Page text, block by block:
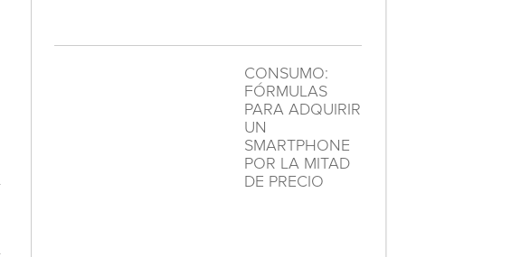
CONSUMO:
FÓRMULAS
PARA ADQUIRIR
UN
SMARTPHONE
POR LA MITAD
DE PRECIO